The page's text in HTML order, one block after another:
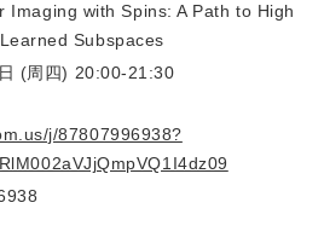
Imaging with Spins: A Path to High
Subspaces
(周四) 20:00-21:30
j/87807996938?